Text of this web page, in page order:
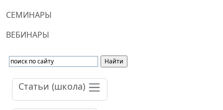
СЕМИНАРЫ
ВЕБИНАРЫ
Статьи (школа)